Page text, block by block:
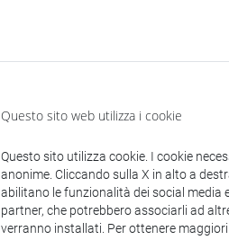
Corsi di studio e
[LT40] LINGUE,
giappone/giappone/
Questo sito web utilizza i cookie
Questo sito utilizza cookie. I cookie
anonime. Cliccando sulla X in alto a
abilitano le funzionalità dei social
partner, che potrebbero associarli ad
verranno installati. Per ottenere